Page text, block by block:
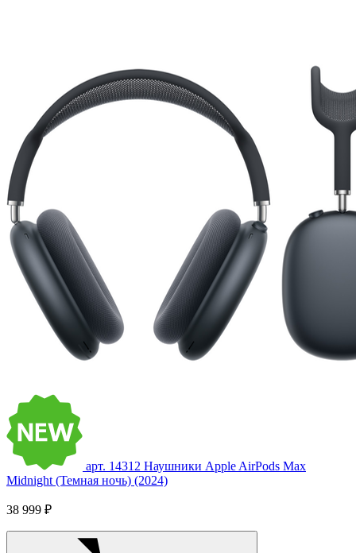
арт. 14312 Наушники Apple AirPods Max
Midnight (Темная ночь) (2024)
38 999 ₽